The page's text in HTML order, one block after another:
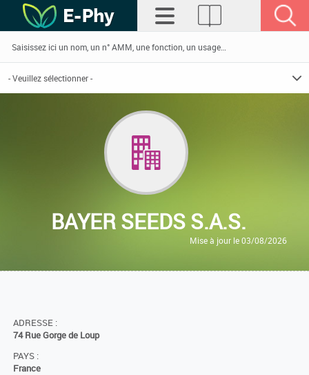
BAYER SEEDS S.A.S.
Mise à jour le 03/08/2026
ADRESSE :
74 Rue Gorge de Loup
PAYS :
France